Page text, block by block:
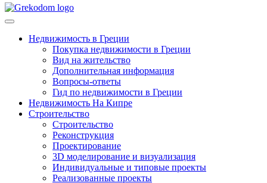
Недвижимость в Греции
Покупка недвижимости в Греции
Вид на жительство
Дополнительная информация
Вопросы-ответы
Гид по недвижимости в Греции
Недвижимость На Кипре
Строительство
Строительство
Реконструкция
Проектирование
3D моделирование и визуализация
Индивидуальные и типовые проекты
Реализованные проекты